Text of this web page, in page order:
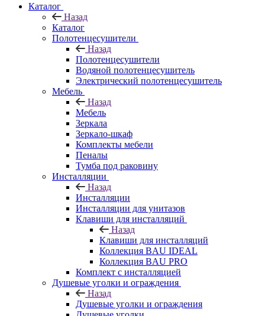
Каталог
Назад
Каталог
Полотенцесушители
Назад
Полотенцесушители
Водяной полотенцесушитель
Электрический полотенцесушитель
Мебель
Назад
Мебель
Зеркала
Зеркало-шкаф
Комплекты мебели
Пеналы
Тумба под раковину
Инсталляции
Назад
Инсталляции
Инсталляции для унитазов
Клавиши для инсталляций
Назад
Клавиши для инсталляций
Коллекция BAU IDEAL
Коллекция BAU PRO
Комплект с инсталляцией
Душевые уголки и ограждения
Назад
Душевые уголки и ограждения